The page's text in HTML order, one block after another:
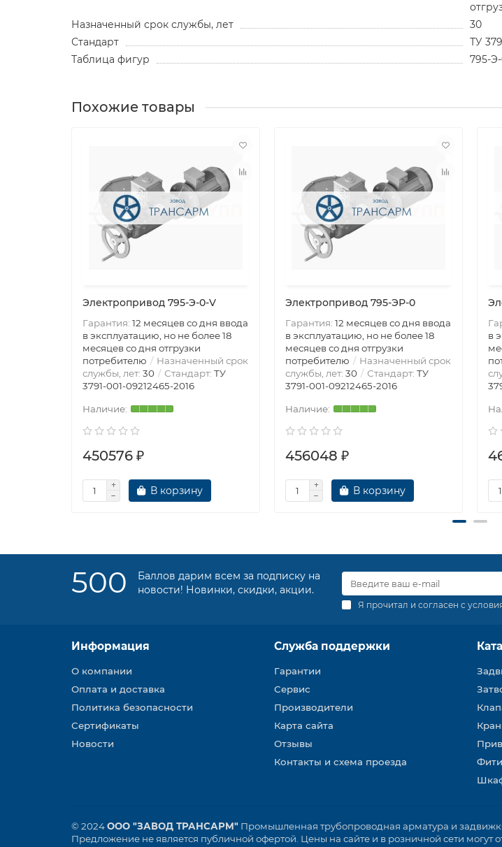
Назначенный срок службы, лет
30
Стандарт
ТУ
Таблица фигур
795-
Похожие товары
Электропривод 795-Э-0-V
Гарантия: 12 месяцев со дня ввода
в эксплуатацию, но не более 18
месяцев со дня отгрузки
потребителю
Назначенный срок
службы, лет: 30 Стандарт: ТУ
3791-001-09212465-2016
450576 ₽
В корзину
Электропривод 795-ЭР-0
Гарантия: 12 месяцев со дня ввода
в эксплуатацию, но не более 18
месяцев со дня отгрузки
потребителю
Назначенный срок
службы, лет: 30 Стандарт: ТУ
3791-001-09212465-2016
456048 ₽
В корзину
в
500
Баллов дарим всем за подписку на
новости! Новинки, скидки, акции.
Я прочитал и согласен с
Информация
О компании
Оплата и доставка
Политика безопасности
Сертификаты
Новости
Служба поддержки
Гарантии
Сервис
Производители
Карта сайта
Отзывы
Контакты и схема проезда
© 2024ООО "ЗАВОД ТРАНСАРМ" Промышленная трубопроводная арматура и
Предложение не является публичной офертой. Цены на сайте и в розничной сети могут